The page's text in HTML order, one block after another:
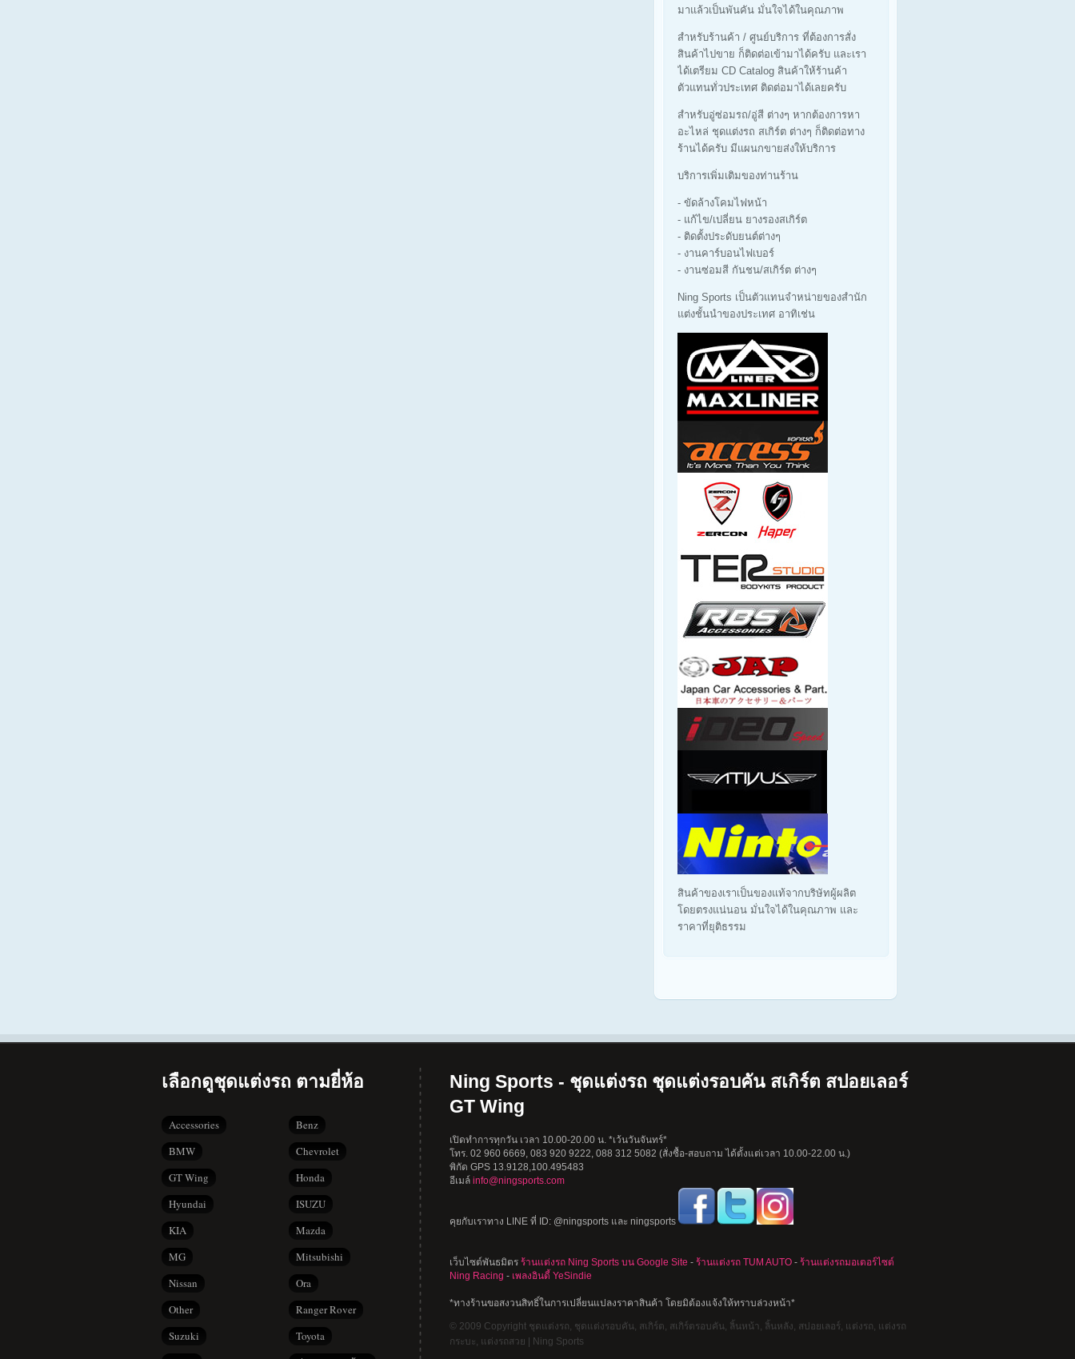
มาแล้วเป็นพันคัน มั่นใจได้ในคุณภาพ
สำหรับร้านค้า / ศูนย์บริการ ที่ต้องการสั่ง
สินค้าไปขาย ก็ติดต่อเข้ามาได้ครับ และเรา
ได้เตรียม CD Catalog สินค้าให้ร้านค้า
ตัวแทนทั่วประเทศ ติดต่อมาได้เลยครับ
สำหรับอู่ซ่อมรถ/อู่สี ต่างๆ หากต้องการหา
อะไหล่ ชุดแต่งรถ สเกิร์ต ต่างๆ ก็ติดต่อทาง
ร้านได้ครับ มีแผนกขายส่งให้บริการ
บริการเพิ่มเติมของท่านร้าน
- ขัดล้างโคมไฟหน้า
- แก้ไข/เปลี่ยน ยางรองสเกิร์ต
- ติดตั้งประดับยนต์ต่างๆ
- งานคาร์บอนไฟเบอร์
- งานซ่อมสี กันชน/สเกิร์ต ต่างๆ
Ning Sports เป็นตัวแทนจำหน่ายของสำนัก
แต่งชั้นนำของประเทศ อาทิเช่น
สินค้าของเราเป็นของแท้จากบริษัทผู้ผลิต
โดยตรงแน่นอน มั่นใจได้ในคุณภาพ และ
ราคาที่ยุติธรรม
เลือกดูชุดแต่งรถ ตามยี่ห้อ
Accessories
Benz
BMW
Chevrolet
GT Wing
Honda
Hyundai
ISUZU
KIA
Mazda
MG
Mitsubishi
Nissan
Ora
Other
Ranger Rover
Suzuki
Toyota
Ning Sports - ชุดแต่งรถ ชุดแต่งรอบคัน สเกิร์ต สปอยเลอร์
GT Wing
เปิดทำการทุกวัน เวลา 10.00-20.00 น. *เว้นวันจันทร์*
โทร. 02 960 6669, 083 920 9222, 088 312 5082 (สั่งซื้อ-สอบถาม ได้ตั้งแต่เวลา 10.00-22.00 น.)
พิกัด GPS 13.9128,100.495483
อีเมล์ info@ningsports.com
คุยกับเราทาง LINE ที่ ID: @ningsports และ ningsports
เว็บไซต์พันธมิตร ร้านแต่งรถ Ning Sports บน Google Site - ร้านแต่งรถ TUM AUTO - ร้านแต่งรถมอเตอร์ไซต์
Ning Racing - เพลงอินดี้ YeSindie
*ทางร้านขอสงวนสิทธิ์ในการเปลี่ยนแปลงราคาสินค้า โดยมิต้องแจ้งให้ทราบล่วงหน้า*
© 2009 Copyright ชุดแต่งรถ, ชุดแต่งรอบคัน, สเกิร์ต, สเกิร์ตรอบคัน, ลิ้นหน้า, ลิ้นหลัง, สปอยเลอร์, แต่งรถ, แต่งรถ
กระบะ, แต่งรถสวย | Ning Sports